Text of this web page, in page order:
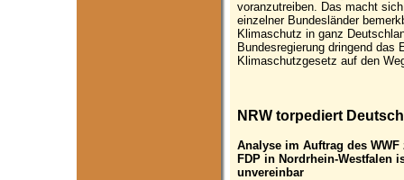
voranzutreiben. Das macht
einzelner Bundesländer
Klimaschutz in ganz
Bundesregierung dringend das
Klimaschutzgesetz auf den
NRW torpediert
Analyse im Auftrag des
FDP in Nordrhein-Westfalen
unvereinbar